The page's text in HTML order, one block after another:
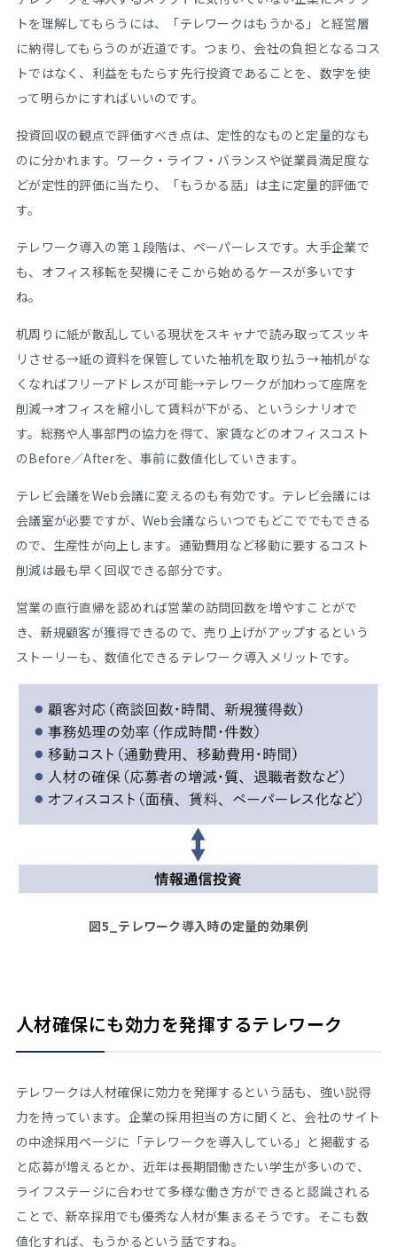
トを理解してもらうには、「テレワークはもうかる」と経営層
に納得してもらうのが近道です。つまり、会社の負担となるコス
トではなく、利益をもたらす先行投資であることを、数字を使
って明らかにすればいいのです。
投資回収の観点で評価すべき点は、定性的なものと定量的なも
のに分かれます。ワーク・ライフ・バランスや従業員満足度な
どが定性的評価に当たり、「もうかる話」は主に定量的評価で
す。
テレワーク導入の第１段階は、ペーパーレスです。大手企業で
も、オフィス移転を契機にそこから始めるケースが多いです
ね。
机周りに紙が散乱している現状をスキャナで読み取ってスッキ
リさせる→紙の資料を保管していた袖机を取り払う→袖机がな
くなればフリーアドレスが可能→テレワークが加わって座席を
削減→オフィスを縮小して賃料が下がる、というシナリオで
す。総務や人事部門の協力を得て、家賃などのオフィスコスト
のBefore／Afterを、事前に数値化していきます。
テレビ会議をWeb会議に変えるのも有効です。テレビ会議には
会議室が必要ですが、Web会議ならいつでもどこででもできる
ので、生産性が向上します。通勤費用など移動に要するコスト
削減は最も早く回収できる部分です。
営業の直行直帰を認めれば営業の訪問回数を増やすことがで
き、新規顧客が獲得できるので、売り上げがアップするという
ストーリーも、数値化できるテレワーク導入メリットです。
図5_テレワーク導入時の定量的効果例
人材確保にも効力を発揮するテレワーク
テレワークは人材確保に効力を発揮するという話も、強い説得
力を持っています。企業の採用担当の方に聞くと、会社のサイト
の中途採用ページに「テレワークを導入している」と掲載する
と応募が増えるとか、近年は長期間働きたい学生が多いので、
ライフステージに合わせて多様な働き方ができると認識される
ことで、新卒採用でも優秀な人材が集まるそうです。そこも数
値化すれば、もうかるという話ですね。